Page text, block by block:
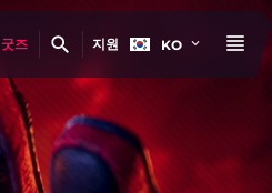
굿즈 지원 KO